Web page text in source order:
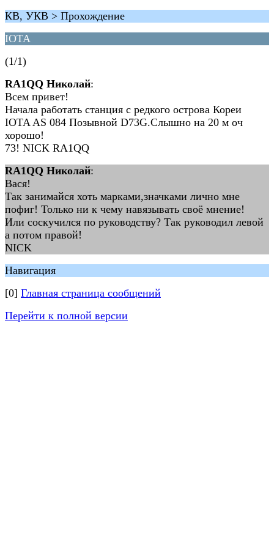
КВ, УКВ > Прохождение
IOTA
(1/1)
RA1QQ Николай:
Всем привет!
Начала работать станция с редкого острова Кореи
IOTA AS 084 Позывной D73G.Слышно на 20 м оч
хорошо!
73! NICK RA1QQ
RA1QQ Николай:
Вася!
Так занимайся хоть марками,значками лично мне
пофиг! Только ни к чему навязывать своё мнение!
Или соскучился по руководству? Так руководил левой
а потом правой!
NICK
Навигация
[0] Главная страница сообщений
Перейти к полной версии